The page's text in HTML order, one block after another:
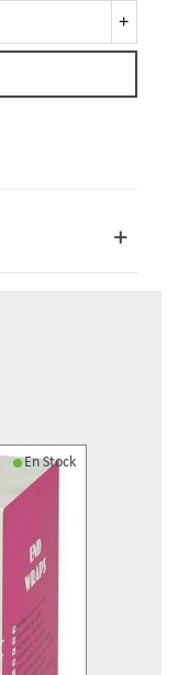
+
En Stock